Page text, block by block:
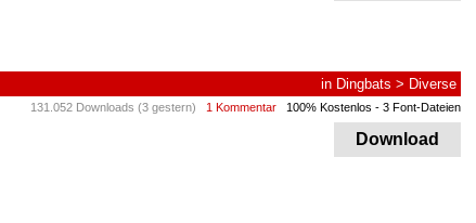
in Dingbats > Diverse
131.052 Downloads (3 gestern) 1 Kommentar 100% Kostenlos - 3 Font-Dateien
Download